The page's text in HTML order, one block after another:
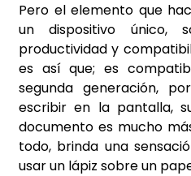
Pero el elemento que
un dispositivo único,
productividad y
es así que; es
segunda generación,
escribir en la pantalla,
documento es mucho
todo, brinda una
usar un lápiz sobre un